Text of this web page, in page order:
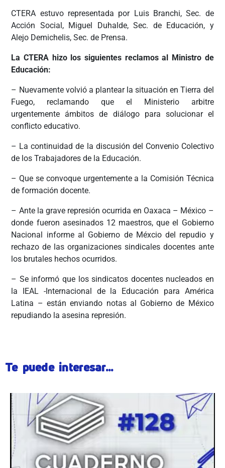
CTERA estuvo representada por Luis Branchi, Sec. de
Acción Social, Miguel Duhalde, Sec. de Educación, y
Alejo Demichelis, Sec. de Prensa.
La CTERA hizo los siguientes reclamos al Ministro de
Educación:
– Nuevamente volvió a plantear la situación en Tierra del
Fuego, reclamando que el Ministerio arbitre
urgentemente ámbitos de diálogo para solucionar el
conflicto educativo.
– La continuidad de la discusión del Convenio Colectivo
de los Trabajadores de la Educación.
– Que se convoque urgentemente a la Comisión Técnica
de formación docente.
– Ante la grave represión ocurrida en Oaxaca – México –
donde fueron asesinados 12 maestros, que el Gobierno
Nacional informe al Gobierno de Méxcio del repudio y
rechazo de las organizaciones sindicales docentes ante
los brutales hechos ocurridos.
– Se informó que los sindicatos docentes nucleados en
la IEAL -Internacional de la Educación para América
Latina – están enviando notas al Gobierno de México
repudiando la asesina represión.
Te puede interesar...